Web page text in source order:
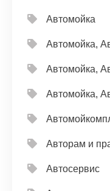
Автомойка
Автомойка,
Автомойка,
Автомойка,
Авторам и
Автосервис